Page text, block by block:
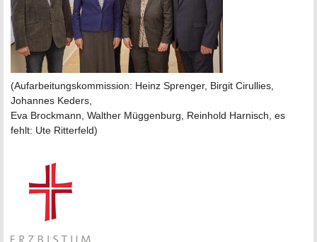
(Aufarbeitungskommission: Heinz Sprenger, Birgit Cirullies,
Johannes Keders,
Eva Brockmann, Walther Müggenburg, Reinhold Harnisch, es
fehlt: Ute Ritterfeld)